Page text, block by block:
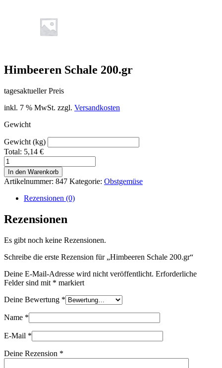
Himbeeren Schale 200.gr
tagesaktueller Preis
inkl. 7 % MwSt. zzgl. Versandkosten
Gewicht
Gewicht (kg)
Total: 5,14 €
Himbeeren
Schale
200.gr
Menge
In den Warenkorb
Artikelnummer: 847 Kategorie: Obstgemüse
Rezensionen (0)
Rezensionen
Es gibt noch keine Rezensionen.
Schreibe die erste Rezension für „Himbeeren Schale 200.gr“
Deine E-Mail-Adresse wird nicht veröffentlicht. Erforderliche
Felder sind mit * markiert
Deine Bewertung *
Name *
E-Mail *
Deine Rezension *